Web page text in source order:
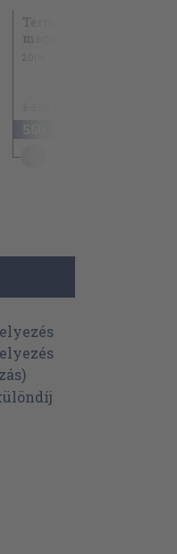
Természetgyógyász
magazin 2004. július
2004